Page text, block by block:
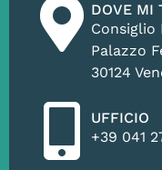
DOVE MI
Consiglio
Palazzo
30124
UFFICIO
+39 041